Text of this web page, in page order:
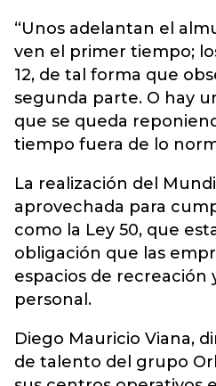
“Unos adelantan el
ven el primer tiempo;
12, de tal forma que
segunda parte. O hay
que se queda
tiempo fuera de lo
La realización del
aprovechada para
como la Ley 50, que
obligación que las
espacios de recreación
personal.
Diego Mauricio Viana,
de talento del grupo